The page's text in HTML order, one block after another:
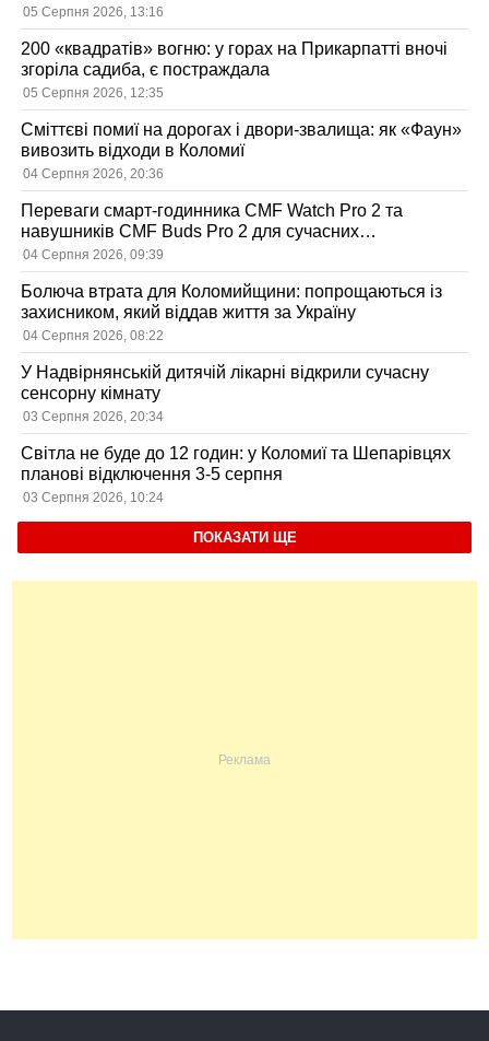
05 Серпня 2026, 13:16
200 «квадратів» вогню: у горах на Прикарпатті вночі
згоріла садиба, є постраждала
05 Серпня 2026, 12:35
Сміттєві помиї на дорогах і двори-звалища: як «Фаун»
вивозить відходи в Коломиї
04 Серпня 2026, 20:36
Переваги смарт-годинника CMF Watch Pro 2 та
навушників CMF Buds Pro 2 для сучасних
користувачів
04 Серпня 2026, 09:39
Болюча втрата для Коломийщини: попрощаються із
захисником, який віддав життя за Україну
04 Серпня 2026, 08:22
У Надвірнянській дитячій лікарні відкрили сучасну
сенсорну кімнату
03 Серпня 2026, 20:34
Світла не буде до 12 годин: у Коломиї та Шепарівцях
планові відключення 3-5 серпня
03 Серпня 2026, 10:24
ПОКАЗАТИ ЩЕ